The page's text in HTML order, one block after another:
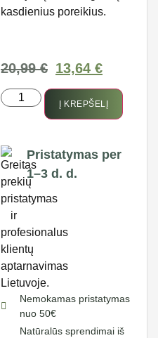
kasdienius poreikius.
20,99€ 13,64 €
Į KREPŠELĮ
Pristatymas per
1–3 d. d.
Nemokamas pristatymas
nuo 50€
Natūralūs sprendimai iš